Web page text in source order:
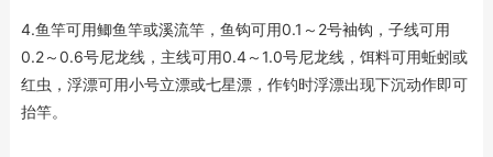
4.鱼竿可用鲫鱼竿或溪流竿，鱼钩可用0.1～2号袖钩，子线可用
0.2～0.6号尼龙线，主线可用0.4～1.0号尼龙线，饵料可用蚯蚓或
红虫，浮漂可用小号立漂或七星漂，作钓时浮漂出现下沉动作即可
抬竿。